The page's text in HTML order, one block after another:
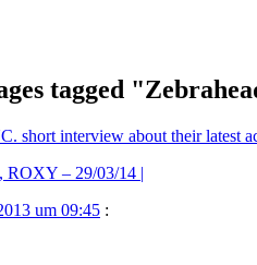
tagged
short interview about their latest
– 29/03/14 |
um 09:45 :